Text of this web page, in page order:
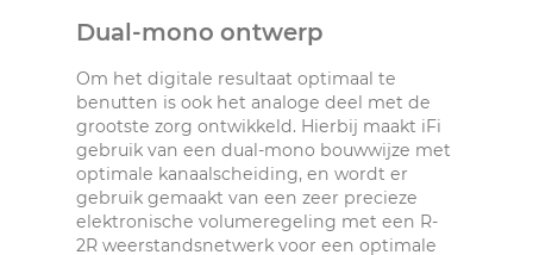
Dual-mono ontwerp
Om het digitale resultaat optimaal te
benutten is ook het analoge deel met de
grootste zorg ontwikkeld. Hierbij maakt iFi
gebruik van een dual-mono bouwwijze met
optimale kanaalscheiding, en wordt er
gebruik gemaakt van een zeer precieze
elektronische volumeregeling met een R-
2R weerstandsnetwerk voor een optimale